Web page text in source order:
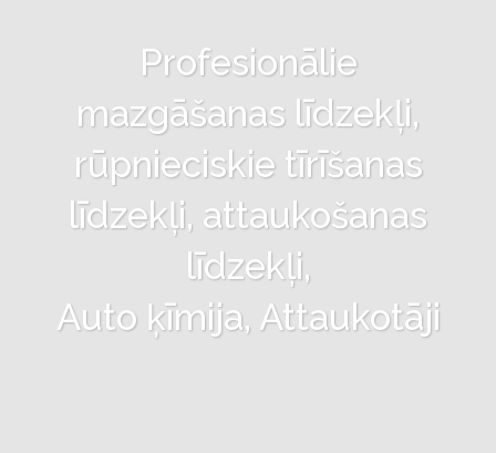
Profesionālie
mazgāšanas līdzekļi,
rūpnieciskie tīrīšanas
līdzekļi, attaukošanas
līdzekļi,
Auto ķīmija, Attaukotāji